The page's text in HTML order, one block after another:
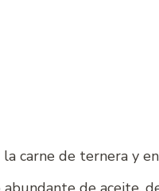
carne de ternera y